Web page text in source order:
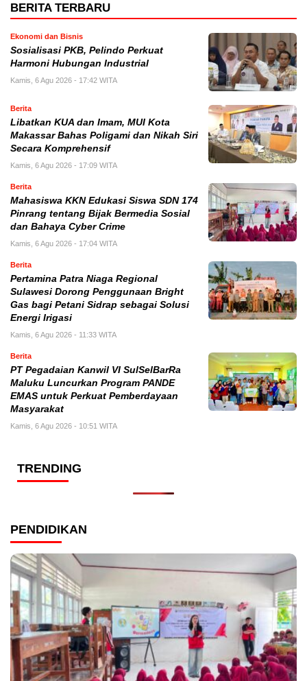
BERITA TERBARU
Ekonomi dan Bisnis
Sosialisasi PKB, Pelindo Perkuat
Harmoni Hubungan Industrial
Kamis, 6 Agu 2026 - 17:42 WITA
Berita
Libatkan KUA dan Imam, MUI Kota
Makassar Bahas Poligami dan Nikah Siri
Secara Komprehensif
Kamis, 6 Agu 2026 - 17:09 WITA
Berita
Mahasiswa KKN Edukasi Siswa SDN 174
Pinrang tentang Bijak Bermedia Sosial
dan Bahaya Cyber Crime
Kamis, 6 Agu 2026 - 17:04 WITA
Berita
Pertamina Patra Niaga Regional
Sulawesi Dorong Penggunaan Bright
Gas bagi Petani Sidrap sebagai Solusi
Energi Irigasi
Kamis, 6 Agu 2026 - 11:33 WITA
Berita
PT Pegadaian Kanwil VI SulSelBarRa
Maluku Luncurkan Program PANDE
EMAS untuk Perkuat Pemberdayaan
Masyarakat
Kamis, 6 Agu 2026 - 10:51 WITA
TRENDING
PENDIDIKAN